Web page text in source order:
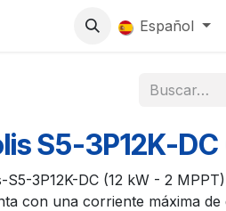
0 Español
S5-3P12K-DC
S5-3P12K-DC (12 kW - 2
con una corriente máxima